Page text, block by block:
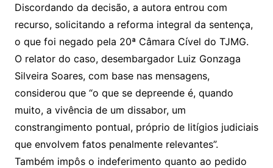
Discordando da decisão, a autora entrou com
recurso, solicitando a reforma integral da sentença,
o que foi negado pela 20ª Câmara Cível do TJMG.
O relator do caso, desembargador Luiz Gonzaga
Silveira Soares, com base nas mensagens,
considerou que “o que se depreende é, quando
muito, a vivência de um dissabor, um
constrangimento pontual, próprio de litígios judiciais
que envolvem fatos penalmente relevantes”.
Também impôs o indeferimento quanto ao pedido